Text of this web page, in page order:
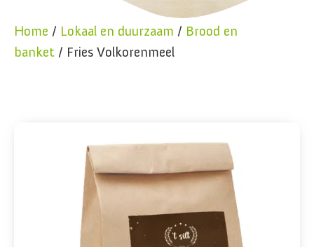
Home / Lokaal en duurzaam / Brood en
banket / Fries Volkorenmeel